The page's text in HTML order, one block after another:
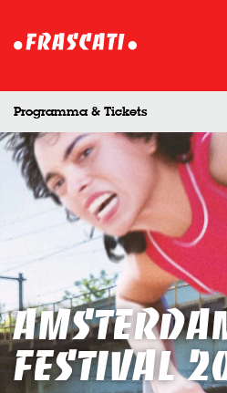
Programma & Tickets
Festival